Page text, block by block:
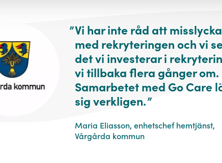
”Vi har inte råd att
med rekryteringen och vi
det vi investerar i
vi tillbaka flera gånger om.
Samarbetet med Go Care
sig verkligen.”
Maria Eliasson, enhetschef hemtjänst,
Vårgårda kommun
SKICKA